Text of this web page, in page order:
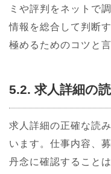
ミや評判をネットで
情報を総合して判断
極めるためのコツと
5.2. 求人詳細の
求人詳細の正確な読
います。仕事内容、
丹念に確認すること